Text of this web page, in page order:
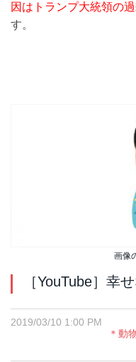
因はトランプ大統領の
す。
画像
［YouTube］幸
2019/03/10 1:00 PM
＊動